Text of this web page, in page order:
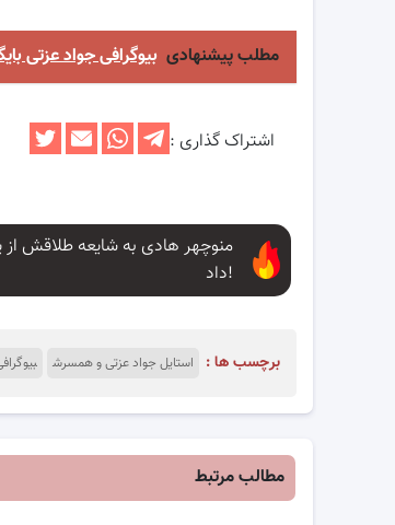
مطلب پیشنهادی بیوگرافی جواد عزتی
اشتراک گذاری :
منوچهر هادی به شایعه طلاقش از
داد!
برچسب ها : استایل جواد عزتی و همسرش
مطالب مرتبط